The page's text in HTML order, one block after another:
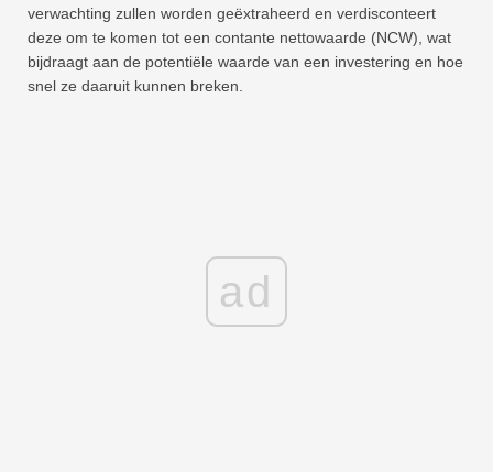
verwachting zullen worden geëxtraheerd en verdisconteert
deze om te komen tot een contante nettowaarde (NCW), wat
bijdraagt ​​aan de potentiële waarde van een investering en hoe
snel ze daaruit kunnen breken.
ad